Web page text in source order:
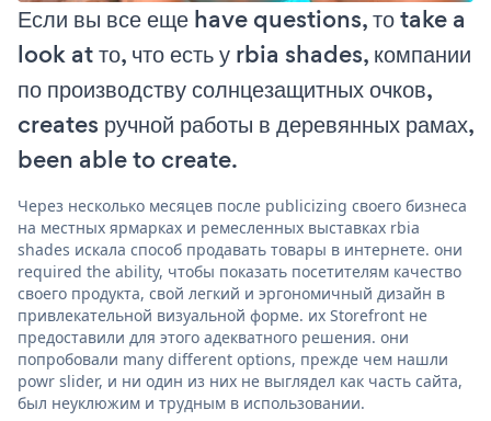
Если вы все еще have questions, то take a
look at то, что есть у rbia shades, компании
по производству солнцезащитных очков,
creates ручной работы в деревянных рамах,
been able to create.
Через несколько месяцев после publicizing своего бизнеса
на местных ярмарках и ремесленных выставках rbia
shades искала способ продавать товары в интернете. они
required the ability, чтобы показать посетителям качество
своего продукта, свой легкий и эргономичный дизайн в
привлекательной визуальной форме. их Storefront не
предоставили для этого адекватного решения. они
попробовали many different options, прежде чем нашли
powr slider, и ни один из них не выглядел как часть сайта,
был неуклюжим и трудным в использовании.